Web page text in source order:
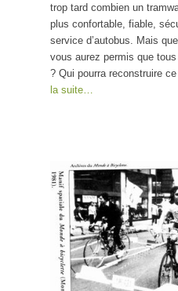
trop tard combien un
plus confortable, fiable,
service d’autobus. Mais
vous aurez permis que
? Qui pourra reconstruire
la suite…